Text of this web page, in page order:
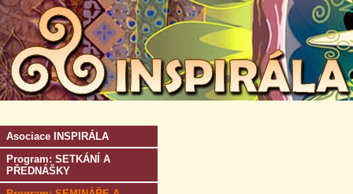
Asociace INSPIRÁLA
Program: SETKÁNÍ A
PŘEDNÁŠKY